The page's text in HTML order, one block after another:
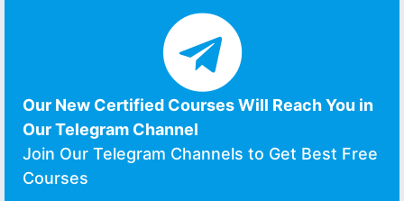
Our New Certified Courses Will Reach You in
Our Telegram Channel
Join Our Telegram Channels to Get Best Free
Courses